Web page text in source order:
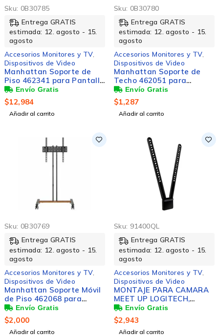
Sku: 0B30785
Entrega GRATIS
estimada: 12. agosto - 15.
agosto
Accesorios Monitores y TV
Dispositivos de Video
Manhattan Soporte de
Piso 462341 para Pantalla
70" - 120", hasta 140kg
$12,984
Añadir al carrito
Sku: 0B30780
Entrega GRATIS
estimada: 12. agosto - 15.
agosto
Accesorios Monitores y TV
Dispositivos de Video
Manhattan Soporte de
Techo 462051 para
Pantalla 37" - 80", hasta
50kg
$1,287
Añadir al carrito
Sku: 0B30769
Entrega GRATIS
estimada: 12. agosto - 15.
agosto
Accesorios Monitores y TV
Dispositivos de Video
Manhattan Soporte Móvil
de Piso 462068 para
Pantalla 34" - 55", hasta
35Kg, Negro
$2,000
Añadir al carrito
Sku: 91400QL
Entrega GRATIS
estimada: 12. agosto - 15.
agosto
Accesorios Monitores y TV
Dispositivos de Video
MONTAJE PARA CAMARA
MEET UP LOGITECH,
BASICO PARA
TELEVISIONES
$2,943
Añadir al carrito